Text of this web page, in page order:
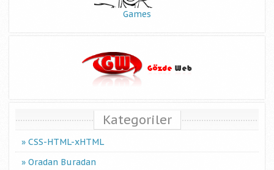
Games
Kategoriler
CSS-HTML-xHTML
Oradan Buradan